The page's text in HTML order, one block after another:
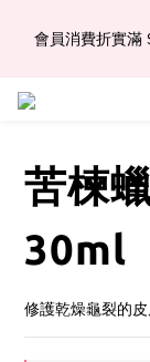
📣Léa
會員消費折實滿
JOIN US Get $ 30 E-Coins🪙｜免費註冊成為會員! 即獲 $30 購買
📣Léa
苦楝
30ml
修護乾燥龜裂的